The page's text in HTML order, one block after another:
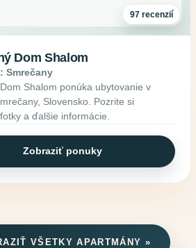
97 recenzií
Dom Shalom
Smrečany
Shalom ponúka ubytovanie v
Slovensko. Pozrite si
a ďalšie informácie.
Zobraziť ponuky
VŠETKY APARTMÁNY »